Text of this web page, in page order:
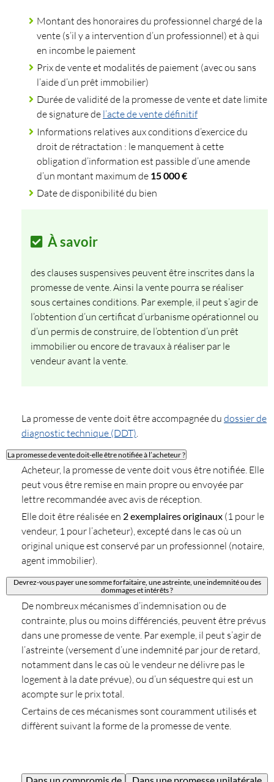
Montant des honoraires du professionnel chargé de la
vente (s’il y a intervention d’un professionnel) et à qui
en incombe le paiement
Prix de vente et modalités de paiement (avec ou sans
l’aide d’un prêt immobilier)
Durée de validité de la promesse de vente et date limite
de signature de l’acte de vente définitif
Informations relatives aux conditions d’exercice du
droit de rétractation : le manquement à cette
obligation d’information est passible d’une amende
d’un montant maximum de 15 000 €
Date de disponibilité du bien
À savoir
des clauses suspensives peuvent être inscrites dans la
promesse de vente. Ainsi la vente pourra se réaliser
sous certaines conditions. Par exemple, il peut s’agir de
l’obtention d’un certificat d’urbanisme opérationnel ou
d’un permis de construire, de l’obtention d’un prêt
immobilier ou encore de travaux à réaliser par le
vendeur avant la vente.
La promesse de vente doit être accompagnée du dossier de
diagnostic technique (DDT)
La promesse de vente doit-elle être notifiée à l’acheteur ?
Acheteur, la promesse de vente doit vous être notifiée. Elle
peut vous être remise en main propre ou envoyée par
lettre recommandée avec avis de réception.
Elle doit être réalisée en 2 exemplaires originaux (1 pour le
vendeur, 1 pour l’acheteur), excepté dans le cas où un
original unique est conservé par un professionnel (notaire,
agent immobilier).
Devrez-vous payer une somme forfaitaire, une astreinte, une indemnité ou des
dommages et intérêts ?
De nombreux mécanismes d’indemnisation ou de
contrainte, plus ou moins différenciés, peuvent être prévus
dans une promesse de vente. Par exemple, il peut s’agir de
l’astreinte (versement d’une indemnité par jour de retard,
notamment dans le cas où le vendeur ne délivre pas le
logement à la date prévue), ou d’un séquestre qui est un
acompte sur le prix total.
Certains de ces mécanismes sont couramment utilisés et
diffèrent suivant la forme de la promesse de vente.